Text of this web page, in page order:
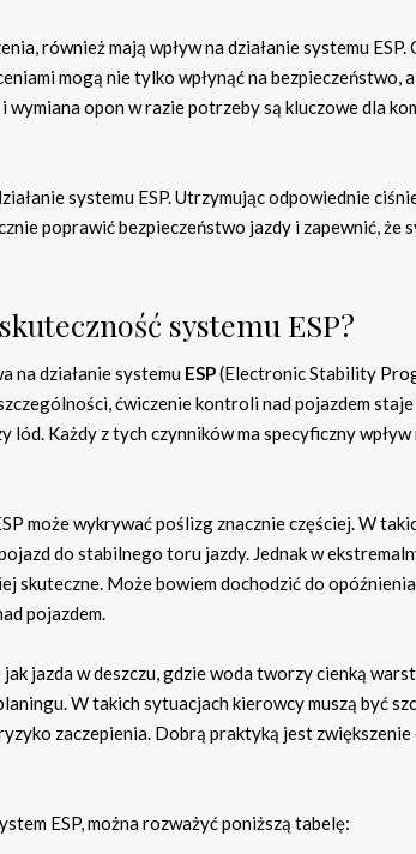
również mają wpływ na działanie systemu ESP.
mogą nie tylko wpłynąć na bezpieczeństwo,
opon w razie potrzeby są kluczowe dla
systemu ESP. Utrzymując odpowiednie
poprawić bezpieczeństwo jazdy i zapewnić, że
systemu ESP?
na działanie systemu ESP(Electronic Stability
ćwiczenie kontroli nad pojazdem
lód. Każdy z tych czynników ma specyficzny
może wykrywać poślizg znacznie częściej. W
do stabilnego toru jazdy. Jednak w
skuteczne. Może bowiem dochodzić do
pojazdem.
jazda w deszczu, gdzie woda tworzy cienką
W takich sytuacjach kierowcy muszą być
zaczepienia. Dobrą praktyką jest
ESP, można rozważyć poniższą tabelę: